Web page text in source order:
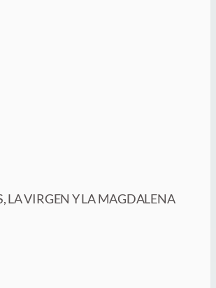
LA VIRGEN Y LA MAGDALENA